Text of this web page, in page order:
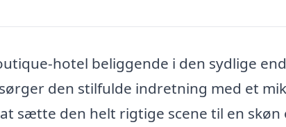
hotel beliggende i den sydlige
den stilfulde indretning med et
sætte den helt rigtige scene til en skøn